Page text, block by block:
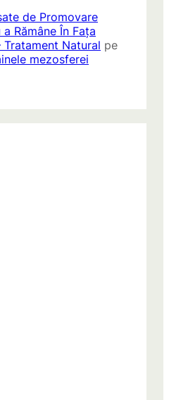
de Promovare
Rămâne În Fața
Natural pe
mezosferei